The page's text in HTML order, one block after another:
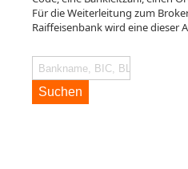
Für die Weiterleitung zum
Raiffeisenbank wird eine dieser
Suchen